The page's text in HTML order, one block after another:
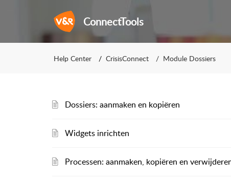
ConnectTools
Help Center CrisisConnect Module Dossiers
Dossiers: aanmaken en kopiëren
Widgets inrichten
Processen: aanmaken, kopiëren en